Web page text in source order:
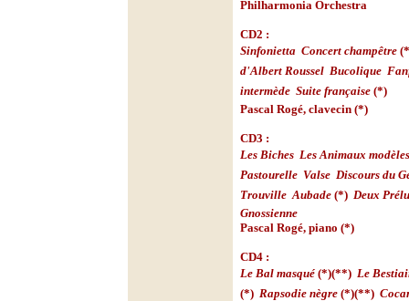
Philharmonia Orchestra
CD2 :
Sinfonietta Concert champêtre
d'Albert Roussel Bucolique
intermède Suite française (*)
Pascal Rogé, clavecin (*)
CD3 :
Les Biches Les Animaux modèles
Pastourelle Valse Discours du
Trouville Aubade (*)  Deux
Gnossienne
Pascal Rogé, piano (*)
CD4 :
Le Bal masqué (*)(**)  Le
(*)  Rapsodie nègre (*)(**) 